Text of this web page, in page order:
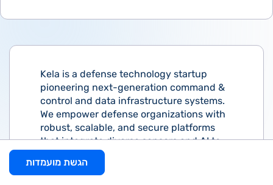
Kela is a defense technology startup
pioneering next-generation command &
control and data infrastructure systems.
We empower defense organizations with
robust, scalable, and secure platforms
that integrate diverse sensors and AI to
deliver real-time battlefield intelligence.
Backed by leading investors, Kela
הגשת מועמדות